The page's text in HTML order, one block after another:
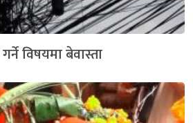
विषयमा बेवास्ता